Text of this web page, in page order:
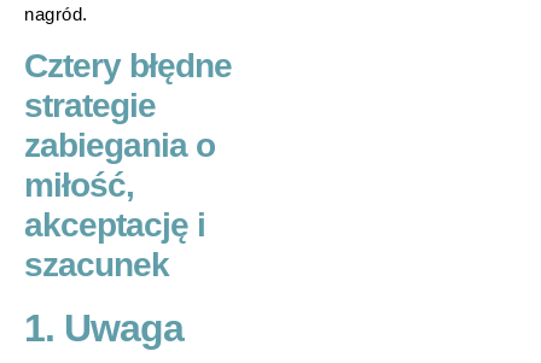
nagród.
Cztery błędne
strategie
zabiegania o
miłość,
akceptację i
szacunek
1. Uwaga